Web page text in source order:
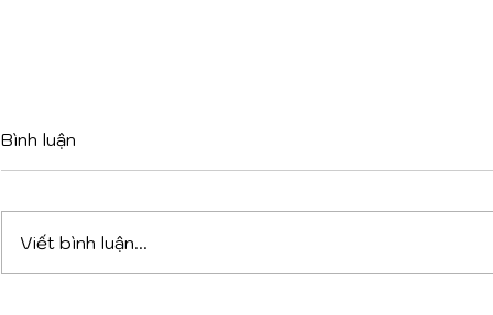
Bình luận
Viết bình luận...